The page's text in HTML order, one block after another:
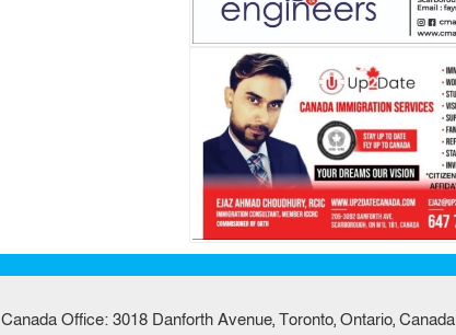
Canada Office: 3018 Danforth Avenue, Toronto, Ontario, Canada